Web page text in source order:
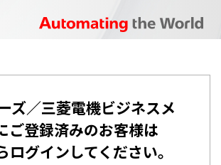
ズ／三菱電機ビジネスメ
ご登録済みのお客様は
ログインしてください。